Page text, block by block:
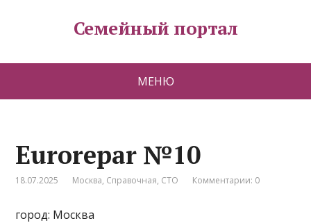
Семейный портал
МЕНЮ
Eurorepar №10
18.07.2025 Москва, Справочная, СТО Комментарии: 0
город: Москва